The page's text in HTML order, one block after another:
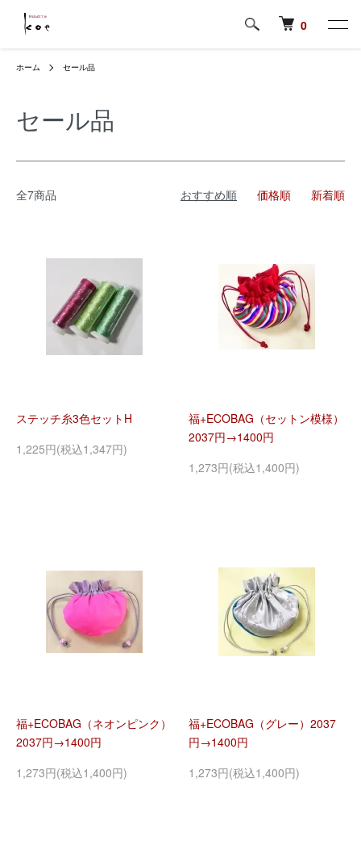
0
ホーム セール品
セール品
全7商品 おすすめ順 価格順 新着順
ステッチ糸3色セットH
1,225円(税込1,347円)
福+ECOBAG（セットン模様）
2037円→1400円
1,273円(税込1,400円)
福+ECOBAG（ネオンピンク）
2037円→1400円
1,273円(税込1,400円)
福+ECOBAG（グレー）2037
円→1400円
1,273円(税込1,400円)